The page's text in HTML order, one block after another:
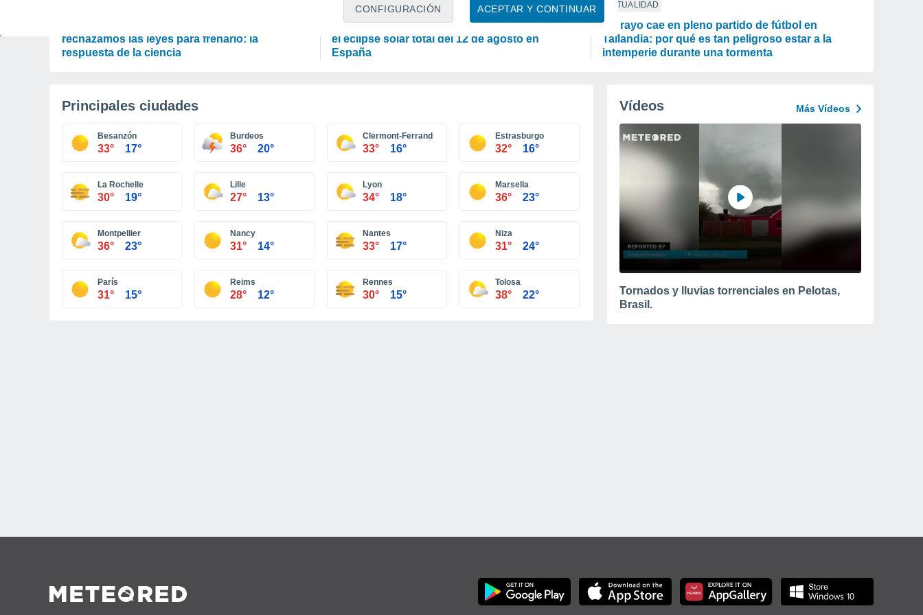
ACEPTAR Y CONTINUAR
CONFIGURACIÓN
rechazamos las leyes para frenarlo: la
respuesta de la ciencia
ASTRONOMÍA
Los seis miradores imprescindibles para vivir
el eclipse solar total del 12 de agosto en
España
ACTUALIDAD
Un rayo cae en pleno partido de fútbol en
Tailandia: por qué es tan peligroso estar a la
intemperie durante una tormenta
Principales ciudades
Besanzón
33° 17°
Burdeos
36° 20°
Clermont-Ferrand
33° 16°
Estrasburgo
32° 16°
La Rochelle
30° 19°
Lille
27° 13°
Lyon
34° 18°
Marsella
36° 23°
Montpellier
36° 23°
Nancy
31° 14°
Nantes
33° 17°
Niza
31° 24°
París
31° 15°
Reims
28° 12°
Rennes
30° 15°
Tolosa
38° 22°
Vídeos Más Vídeos
Tornados y lluvias torrenciales en Pelotas,
Brasil.